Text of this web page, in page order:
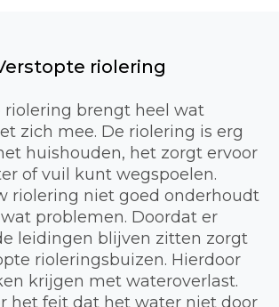
riolering
riolering brengt heel wat
zich mee. De riolering is erg
huishouden, het zorgt ervoor
of vuil kunt wegspoelen.
riolering niet goed onderhoudt
problemen. Doordat er
leidingen blijven zitten zorgt
rioleringsbuizen. Hierdoor
krijgen met wateroverlast.
het feit dat het water niet door